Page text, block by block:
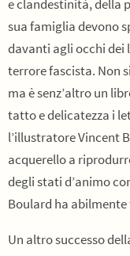
e clandestinità, della
sua famiglia devono
davanti agli occhi dei
terrore fascista. Non
ma è senz’altro un
tatto e delicatezza i
l’illustratore Vincent
acquerello a
degli stati d’animo
Boulard ha
Un altro successo